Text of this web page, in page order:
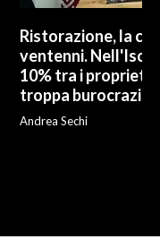
Ristorazione, la
ventenni.
10% tra i
troppa burocrazia»
Andrea Sechi